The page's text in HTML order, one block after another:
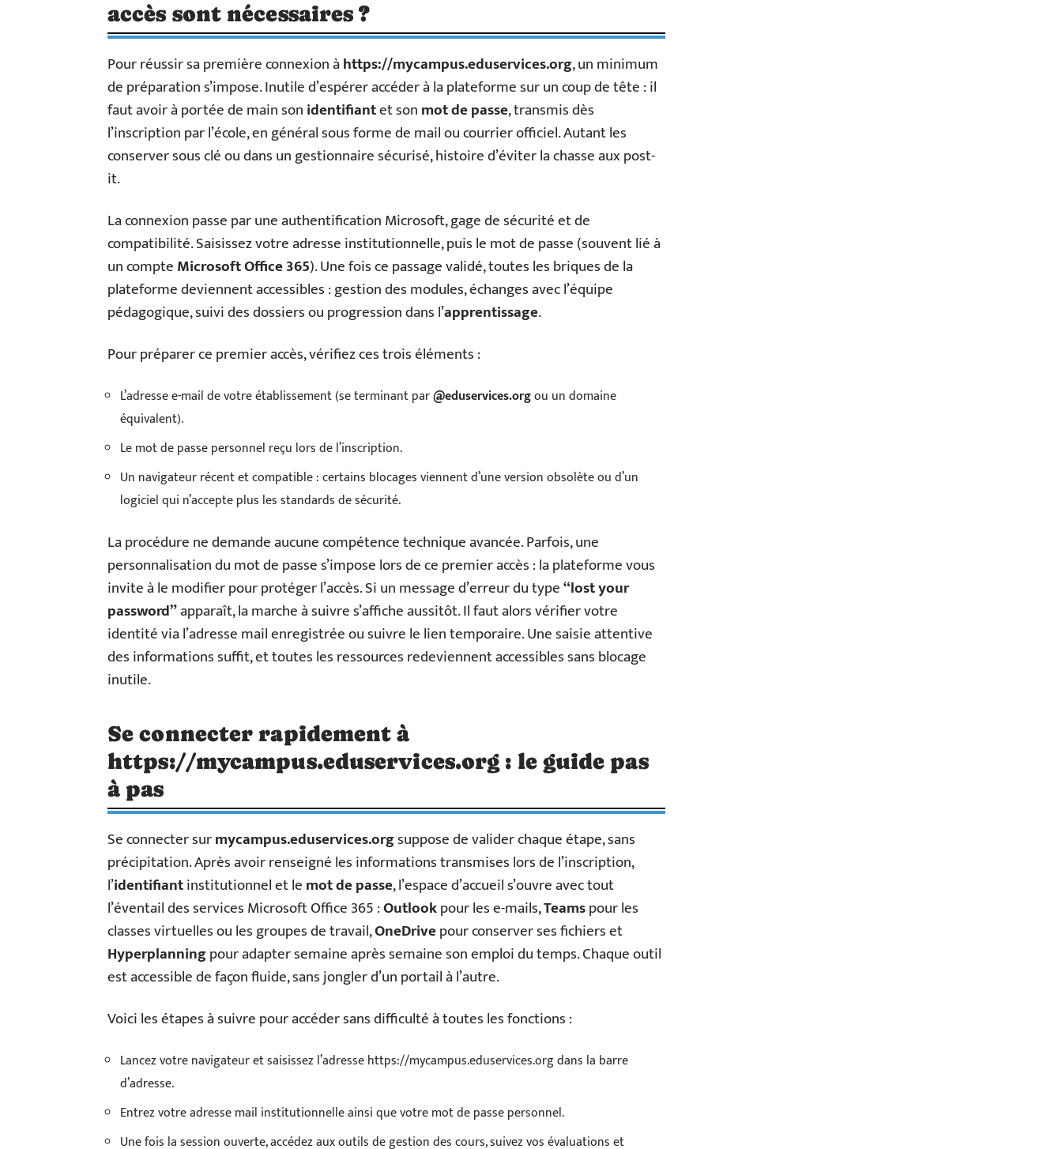
accès sont nécessaires ?
Pour réussir sa première connexion àhttps://mycampus.eduservices.org, un minimum
de préparation s’impose. Inutile d’espérer accéder à la plateforme sur un coup de tête : il
faut avoir à portée de main sonidentifiantet sonmot de passe, transmis dès
l’inscription par l’école, en général sous forme de mail ou courrier officiel. Autant les
conserver sous clé ou dans un gestionnaire sécurisé, histoire d’éviter la chasse aux post-
it.
La connexion passe par une authentification Microsoft, gage de sécurité et de
compatibilité. Saisissez votre adresse institutionnelle, puis le mot de passe (souvent lié à
un compteMicrosoft Office 365). Une fois ce passage validé, toutes les briques de la
plateforme deviennent accessibles : gestion des modules, échanges avec l’équipe
pédagogique, suivi des dossiers ou progression dans l’apprentissage.
Pour préparer ce premier accès, vérifiez ces trois éléments :
L’adresse e-mail de votre établissement (se terminant par@eduservices.orgou un domaine
équivalent).
Le mot de passe personnel reçu lors de l’inscription.
Un navigateur récent et compatible : certains blocages viennent d’une version obsolète ou d’un
logiciel qui n’accepte plus les standards de sécurité.
La procédure ne demande aucune compétence technique avancée. Parfois, une
personnalisation du mot de passe s’impose lors de ce premier accès : la plateforme vous
invite à le modifier pour protéger l’accès. Si un message d’erreur du type“lost your
password”apparaît, la marche à suivre s’affiche aussitôt. Il faut alors vérifier votre
identité via l’adresse mail enregistrée ou suivre le lien temporaire. Une saisie attentive
des informations suffit, et toutes les ressources redeviennent accessibles sans blocage
inutile.
Se connecter rapidement à
https://mycampus.eduservices.org : le guide pas
à pas
Se connecter surmycampus.eduservices.orgsuppose de valider chaque étape, sans
précipitation. Après avoir renseigné les informations transmises lors de l’inscription,
l’identifiantinstitutionnel et lemot de passe, l’espace d’accueil s’ouvre avec tout
l’éventail des services Microsoft Office 365 :Outlookpour les e-mails,Teamspour les
classes virtuelles ou les groupes de travail,OneDrivepour conserver ses fichiers et
Hyperplanningpour adapter semaine après semaine son emploi du temps. Chaque outil
est accessible de façon fluide, sans jongler d’un portail à l’autre.
Voici les étapes à suivre pour accéder sans difficulté à toutes les fonctions :
Lancez votre navigateur et saisissez l’adresse https://mycampus.eduservices.org dans la barre
d’adresse.
Entrez votre adresse mail institutionnelle ainsi que votre mot de passe personnel.
Une fois la session ouverte, accédez aux outils de gestion des cours, suivez vos évaluations et